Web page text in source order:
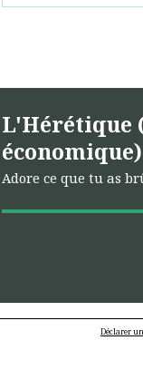
L'Hérétique
économique)
Adore ce que tu as
Déclarer